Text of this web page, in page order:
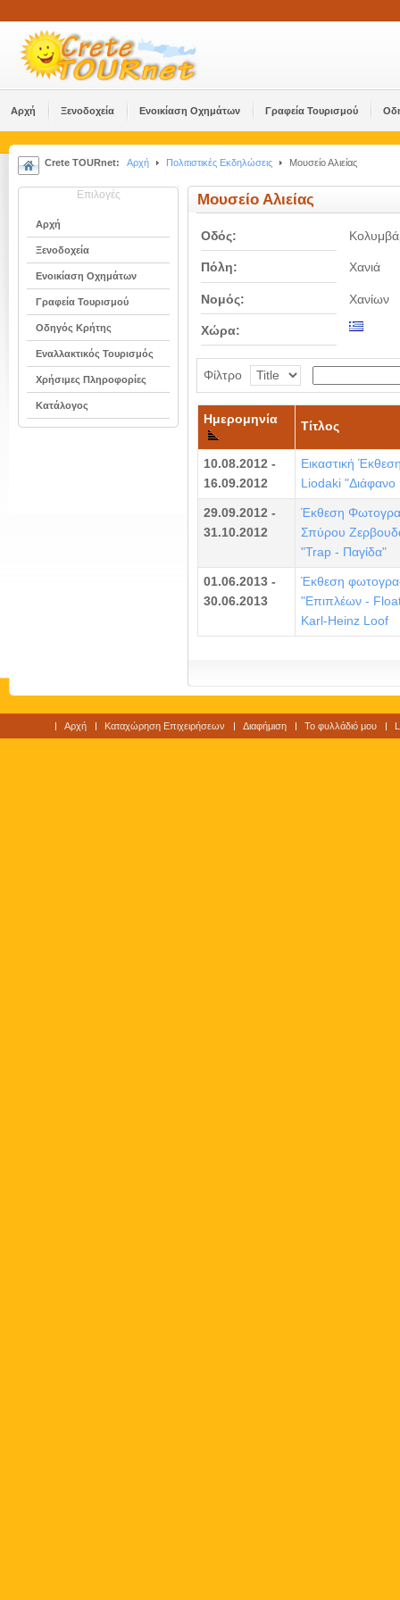
Αρχή Ξενοδοχεία Ενοικίαση Οχημάτων Γραφεία Τουρισμού
Crete TOURnet: Αρχή Πολιτιστικές Εκδηλώσεις Μουσείο Αλιείας
Επιλογές
Αρχή
Ξενοδοχεία
Ενοικίαση Οχημάτων
Γραφεία Τουρισμού
Οδηγός Κρήτης
Εναλλακτικός Τουρισμός
Χρήσιμες Πληροφορίες
Κατάλογος
Μουσείο Αλιείας
Οδός:
Πόλη: Χανιά
Νομός: Χανίων
Χώρα:
Φίλτρο
Ημερομηνία
Τίτλος
10.08.2012 -
16.09.2012
Εικαστική
Liodaki "Διάφανο
29.09.2012 -
31.10.2012
Έκθεση
Σπύρου
"Trap - Παγίδα"
01.06.2013 -
30.06.2013
Έκθεση
"Επιπλέων -
Karl-Heinz Loof
Αρχή Καταχώρηση Επιχειρήσεων Διαφήμιση Το φυλλάδιό μου